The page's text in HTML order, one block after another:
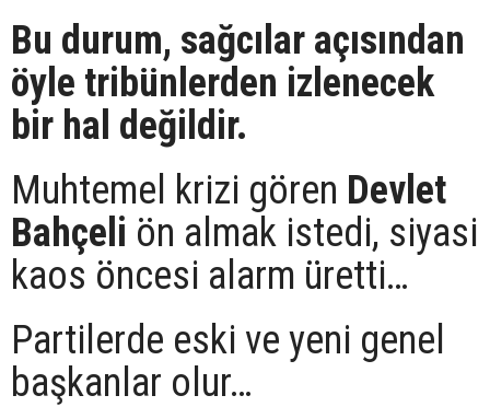
Bu durum, sağcılar açısından
öyle tribünlerden izlenecek
bir hal değildir.
Muhtemel krizi gören Devlet
Bahçeli ön almak istedi, siyasi
kaos öncesi alarm üretti…
Partilerde eski ve yeni genel
başkanlar olur…